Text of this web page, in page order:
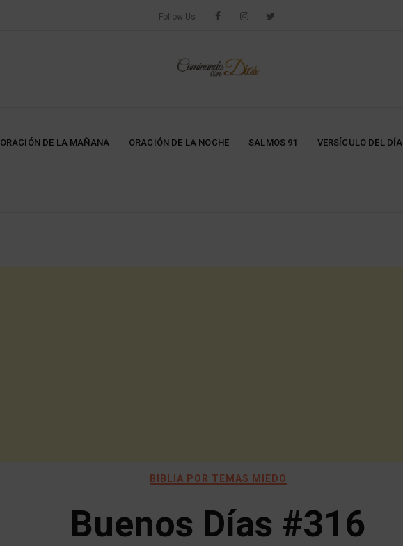
Follow Us
ORACIÓN DE LA MAÑANA ORACIÓN DE LA NOCHE SALMOS 91 VERSÍCULO DEL DÍA
BIBLIA POR TEMAS MIEDO
Buenos Días #316